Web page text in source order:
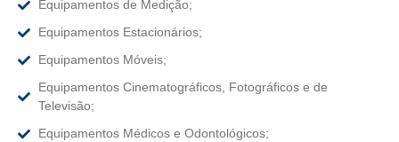
Equipamentos de Medição;
Equipamentos Estacionários;
Equipamentos Móveis;
Equipamentos Cinematográficos, Fotográficos e de
Televisão;
Equipamentos Médicos e Odontológicos;